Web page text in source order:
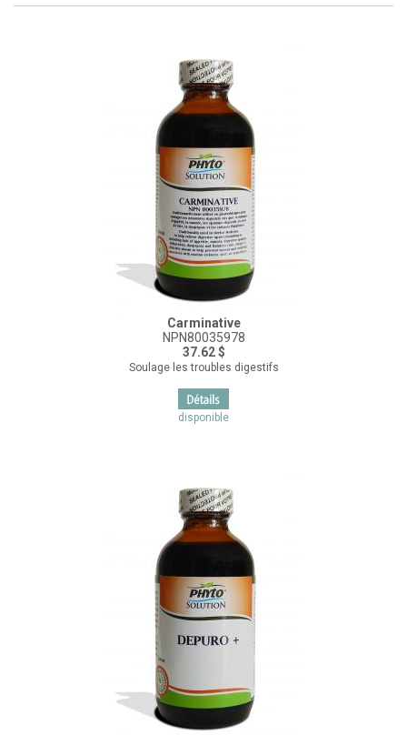
Carminative
NPN80035978
37.62 $
Soulage les troubles digestifs
disponible